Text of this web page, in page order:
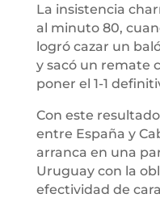
La insistencia
al minuto 80,
logró cazar un
y sacó un remate
poner el 1-1
Con este
entre España y
arranca en una
Uruguay con la
efectividad de